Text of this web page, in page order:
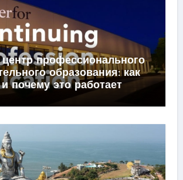
профессионального
образования: как
почему это работает